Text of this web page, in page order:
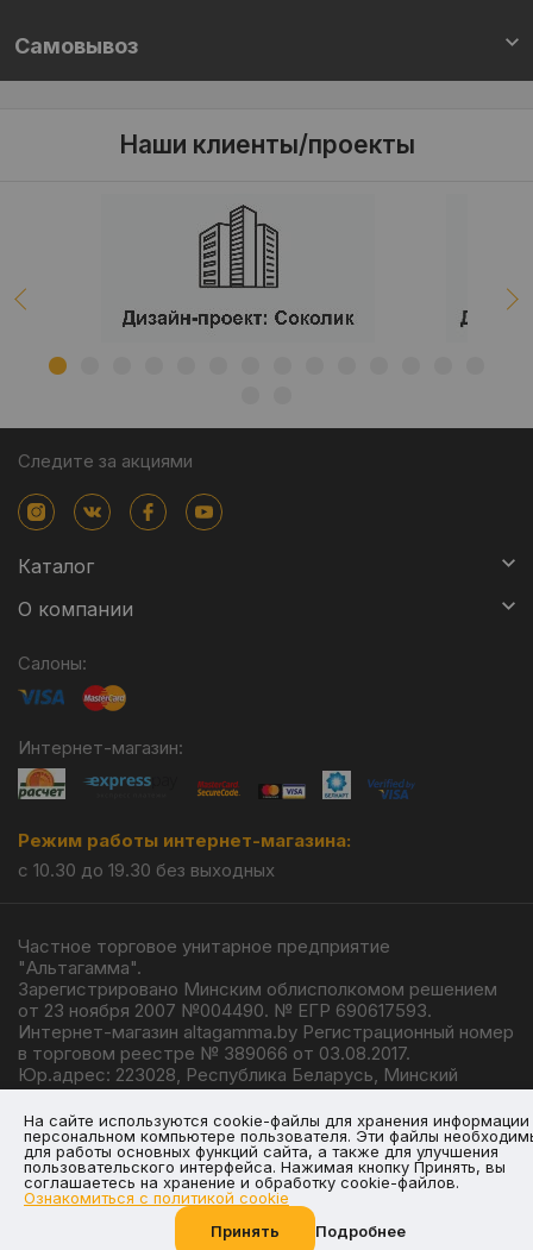
Самовывоз
Наши клиенты/проекты
Следите за акциями
Каталог
О компании
Салоны:
Интернет-магазин:
Режим работы интернет-магазина:
с 10.30 до 19.30 без выходных
Частное торговое унитарное предприятие
"Альтагамма".
Зарегистрировано Минским облисполкомом решением
от 23 ноября 2007 №004490. № ЕГР 690617593.
Интернет-магазин altagamma.by Регистрационный номер
в торговом реестре № 389066 от 03.08.2017.
Юр.адрес: 223028, Республика Беларусь, Минский
район, г.п. Ждановичи, ул. Линейная, 4/1.
© 2026
Разработка — Giperlink.by
На сайте используются cookie-файлы для хранения информации
персональном компьютере пользователя. Эти файлы
для работы основных функций сайта, а также для улучшения
пользовательского интерфейса. Нажимая кнопку Принять, вы
соглашаетесь на хранение и обработку cookie-файлов.
Ознакомиться с политикой cookie
Принять
Подробнее